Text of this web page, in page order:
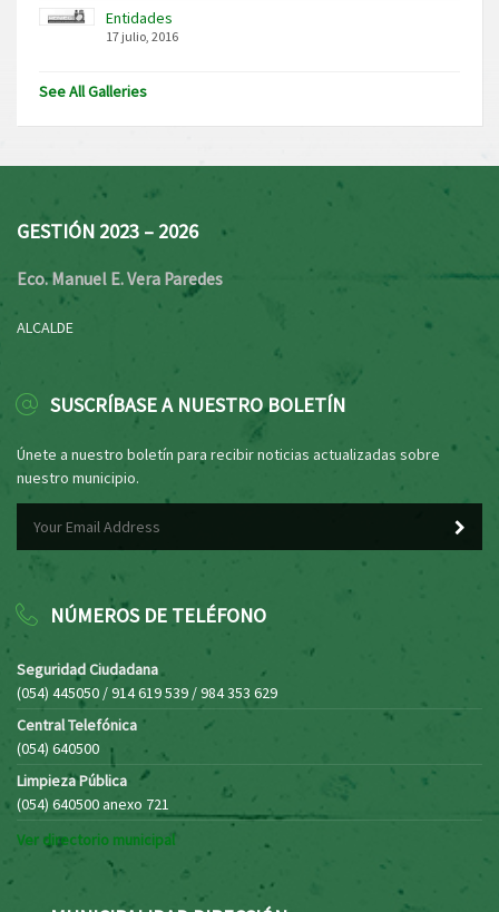
Entidades
17 julio, 2016
See All Galleries
GESTIÓN 2023 – 2026
Eco. Manuel E. Vera Paredes
ALCALDE
SUSCRÍBASE A NUESTRO BOLETÍN
Únete a nuestro boletín para recibir noticias actualizadas sobre
nuestro municipio.
NÚMEROS DE TELÉFONO
Seguridad Ciudadana
(054) 445050 / 914 619 539 / 984 353 629
Central Telefónica
(054) 640500
Limpieza Pública
(054) 640500 anexo 721
Ver directorio municipal